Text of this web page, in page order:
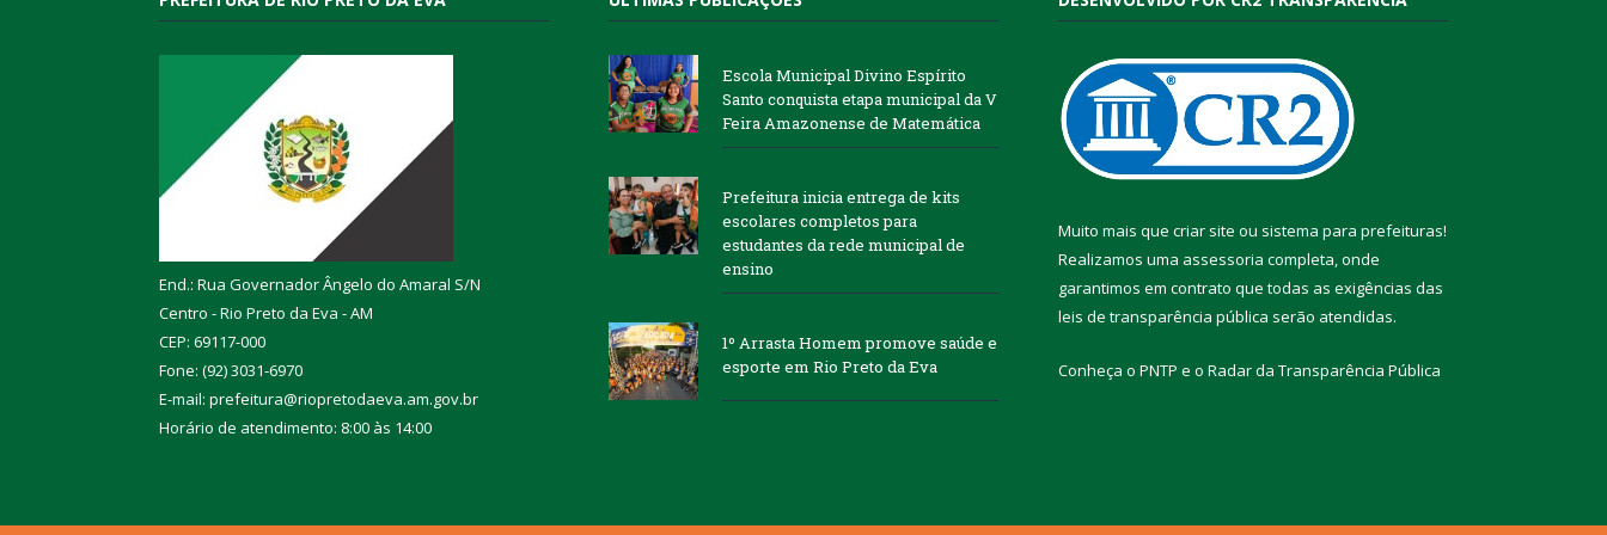
End.: Rua Governador Ângelo do Amaral S/N
Centro - Rio Preto da Eva - AM
CEP: 69117-000
Fone: (92) 3031-6970
E-mail: prefeitura@riopretodaeva.am.gov.br
Horário de atendimento: 8:00 às 14:00
Escola Municipal Divino Espírito
Santo conquista etapa municipal da V
Feira Amazonense de Matemática
Prefeitura inicia entrega de kits
escolares completos para
estudantes da rede municipal de
ensino
1º Arrasta Homem promove saúde e
esporte em Rio Preto da Eva
Muito mais que criar site ou sistema para prefeituras!
Realizamos uma assessoria completa, onde
garantimos em contrato que todas as exigências das
leis de transparência pública serão atendidas.
Conheça o PNTP e o Radar da Transparência Pública